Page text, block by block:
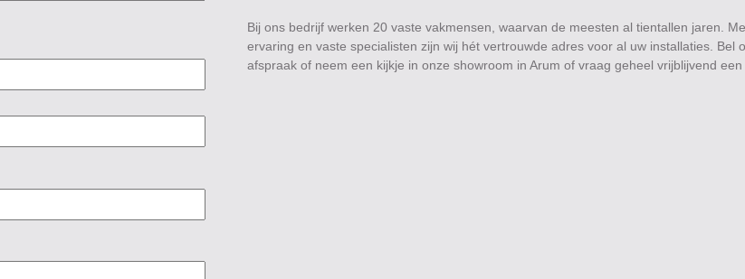
Bij ons bedrijf werken 20 vaste vakmensen, waarvan de meesten al tientallen jaren.
ervaring en vaste specialisten zijn wij hét vertrouwde adres voor al uw installaties. Bel
afspraak of neem een kijkje in onze showroom in Arum of vraag geheel vrijblijvend